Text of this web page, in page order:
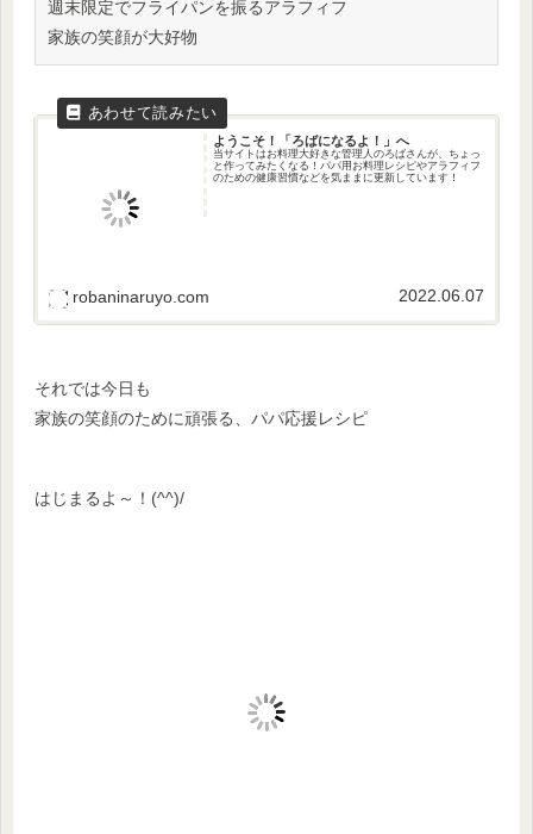
週末限定でフライパンを振るアラフィフ
家族の笑顔が大好物
ようこそ！「ろばになるよ！」へ
当サイトはお料理大好きな管理人のろばさんが、ちょっ
と作ってみたくなる！パパ用お料理レシピやアラフィフ
のための健康習慣などを気ままに更新しています！
robaninaruyo.com 2022.06.07
それでは今日も
家族の笑顔のために頑張る、パパ応援レシピ
はじまるよ～！(^^)/